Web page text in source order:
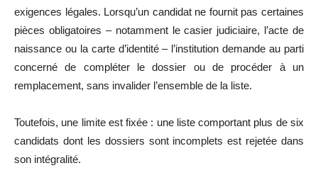
exigences légales. Lorsqu’un candidat ne fournit pas certaines
pièces obligatoires – notamment le casier judiciaire, l’acte de
naissance ou la carte d’identité – l’institution demande au parti
concerné de compléter le dossier ou de procéder à un
remplacement, sans invalider l’ensemble de la liste.
Toutefois, une limite est fixée : une liste comportant plus de six
candidats dont les dossiers sont incomplets est rejetée dans
son intégralité.